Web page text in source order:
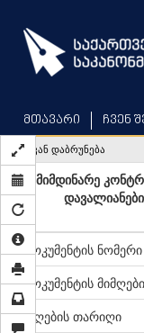
main
content
მთავარი ჩვენ
უკან დაბრუნება
მიმდინარე
დოკუმენტის ნომერი
დოკუმენტის მიმღები
მიღების თარიღი